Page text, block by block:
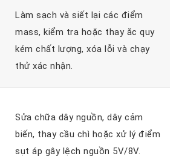
Làm sạch và siết lại các điểm
mass, kiểm tra hoặc thay ắc quy
kém chất lượng, xóa lỗi và chạy
thử xác nhận.
Sửa chữa dây nguồn, dây cảm
biến, thay cầu chì hoặc xử lý điểm
sụt áp gây lệch nguồn 5V/8V.